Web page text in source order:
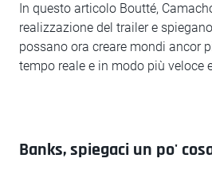
In questo articolo Boutté,
realizzazione del trailer e
possano ora creare mondi ancor
tempo reale e in modo più veloce
Banks, spiegaci un po'